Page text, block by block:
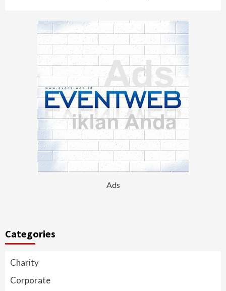
Ads
Categories
Charity
Corporate